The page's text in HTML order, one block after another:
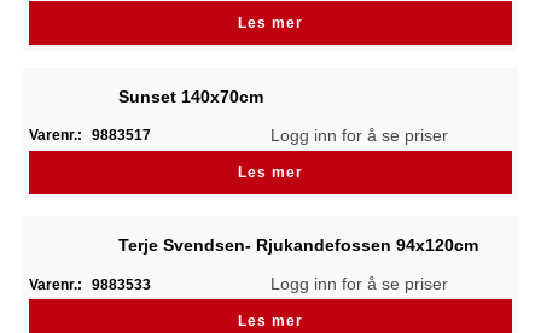
Les mer
Sunset 140x70cm
Varenr.: 9883517 Logg inn for å se priser
Les mer
Terje Svendsen- Rjukandefossen 94x120cm
Varenr.: 9883533 Logg inn for å se priser
Les mer